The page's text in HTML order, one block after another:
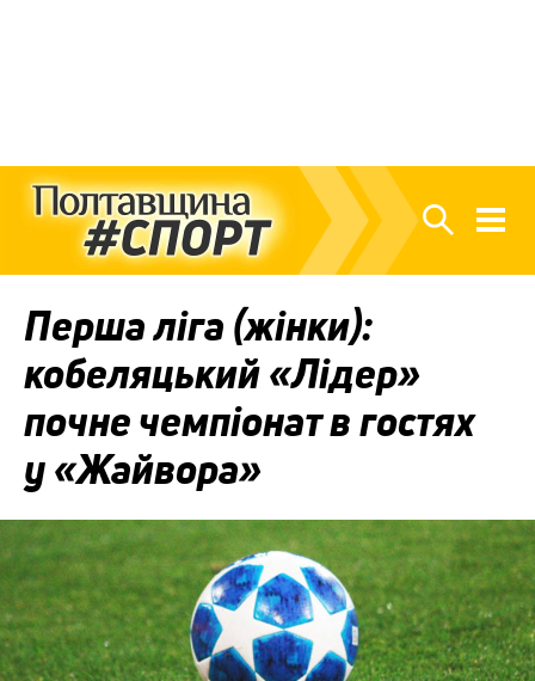
Перша ліга (жінки):
кобеляцький «Лідер»
почне чемпіонат в гостях
у «Жайвора»